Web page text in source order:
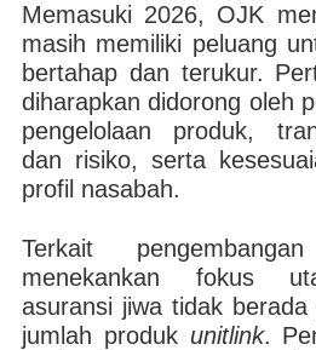
Memasuki 2026, OJK
masih memiliki peluang
bertahap dan terukur.
diharapkan didorong oleh
pengelolaan produk,
dan risiko, serta
profil nasabah.
Terkait
menekankan fokus
asuransi jiwa tidak
jumlah produk unitlink.